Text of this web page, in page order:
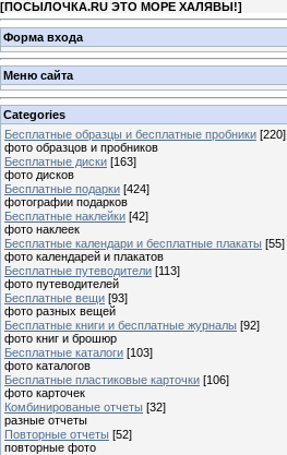
[ПОСЫЛОЧКА.RU ЭТО МОРЕ ХАЛЯВЫ!]
Форма входа
Меню сайта
Categories
Бесплатные образцы и бесплатные пробники [220]
фото образцов и пробников
Бесплатные диски [163]
фото дисков
Бесплатные подарки [424]
фотографии подарков
Бесплатные наклейки [42]
фото наклеек
Бесплатные календари и бесплатные плакаты [55]
фото календарей и плакатов
Бесплатные путеводители [113]
фото путеводителей
Бесплатные вещи [93]
фото разных вещей
Бесплатные книги и бесплатные журналы [92]
фото книг и брошюр
Бесплатные каталоги [103]
фото каталогов
Бесплатные пластиковые карточки [106]
фото карточек
Комбинированые отчеты [32]
разные отчеты
Повторные отчеты [52]
повторные фото